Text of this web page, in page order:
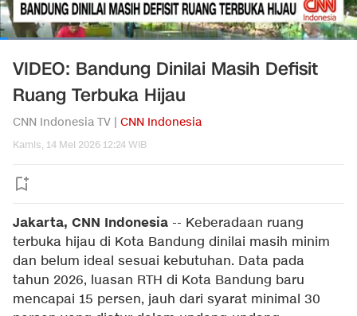
VIDEO: Bandung Dinilai Masih Defisit
Ruang Terbuka Hijau
CNN Indonesia TV | CNN Indonesia
Kamis, 14 Mei 2026 12:24 WIB
Jakarta, CNN Indonesia -- Keberadaan ruang
terbuka hijau di Kota Bandung dinilai masih minim
dan belum ideal sesuai kebutuhan. Data pada
tahun 2026, luasan RTH di Kota Bandung baru
mencapai 15 persen, jauh dari syarat minimal 30